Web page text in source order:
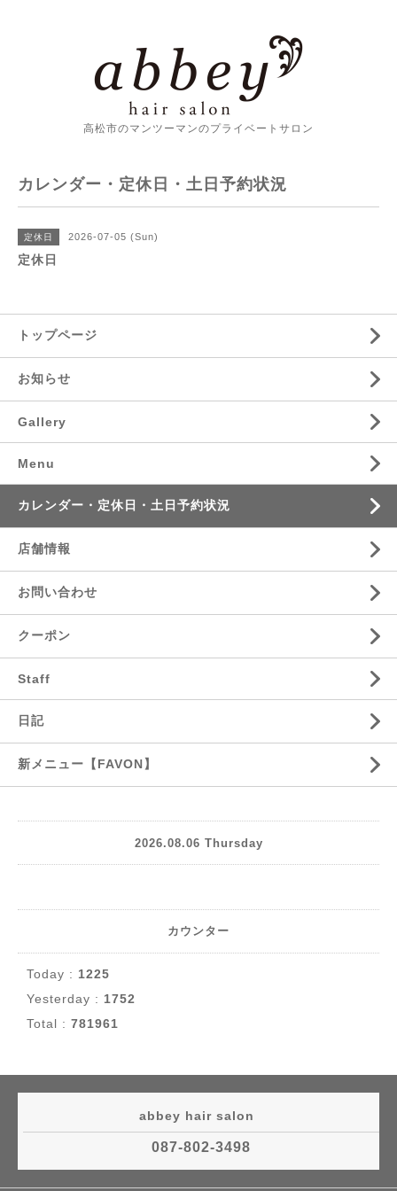
高松市のマンツーマンのプライベートサロン
カレンダー・定休日・土日予約状況
定休日 2026-07-05 (Sun)
定休日
トップページ
お知らせ
Gallery
Menu
カレンダー・定休日・土日予約状況
店舗情報
お問い合わせ
クーポン
Staff
日記
新メニュー【FAVON】
2026.08.06 Thursday
カウンター
Today : 1225
Yesterday : 1752
Total : 781961
abbey hair salon
087-802-3498